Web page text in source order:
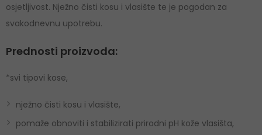
osjetljivost. Nježno čisti kosu i vlasište te je pogodan za
svakodnevnu upotrebu.
Prednosti proizvoda:
*svi tipovi kose,
nježno čisti kosu i vlasište,
pomaže obnoviti i stabilizirati prirodni pH kože vlasišta,